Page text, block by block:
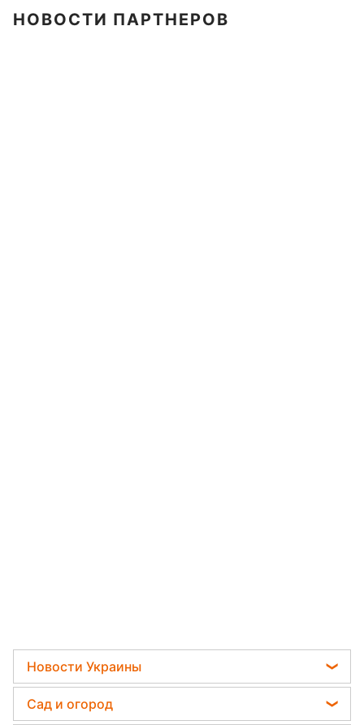
НОВОСТИ ПАРТНЕРОВ
Новости Украины
Телеграм новости Украины
Сад и огород